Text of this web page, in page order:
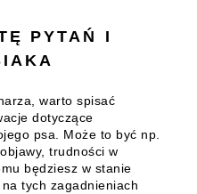
PYTAŃ I
warto spisać
dotyczące
psa. Może to być np.
trudności w
będziesz w stanie
tych zagadnieniach